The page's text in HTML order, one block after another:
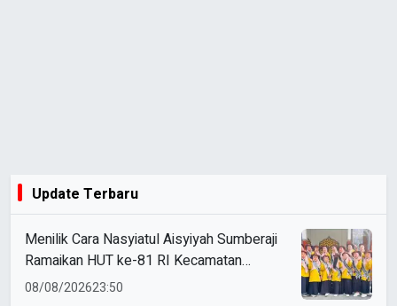
Update Terbaru
Menilik Cara Nasyiatul Aisyiyah Sumberaji
Ramaikan HUT ke-81 RI Kecamatan
Sukodadi
08/08/202623:50